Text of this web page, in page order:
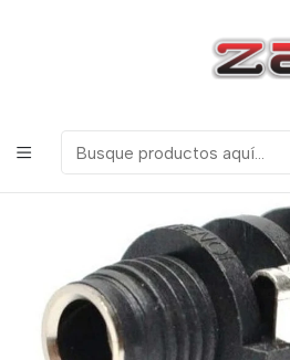
ELECTRONICOS,
Miscelanea
JACK STEREO CHASIS